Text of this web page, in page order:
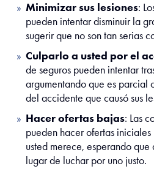
Minimizar sus lesiones:
pueden intentar disminuir la
sugerir que no son tan serias
Culparlo a usted por el
de seguros pueden intentar
argumentando que es parcial
del accidente que causó sus
Hacer ofertas bajas: Las
pueden hacer ofertas
usted merece, esperando
lugar de luchar por uno justo.